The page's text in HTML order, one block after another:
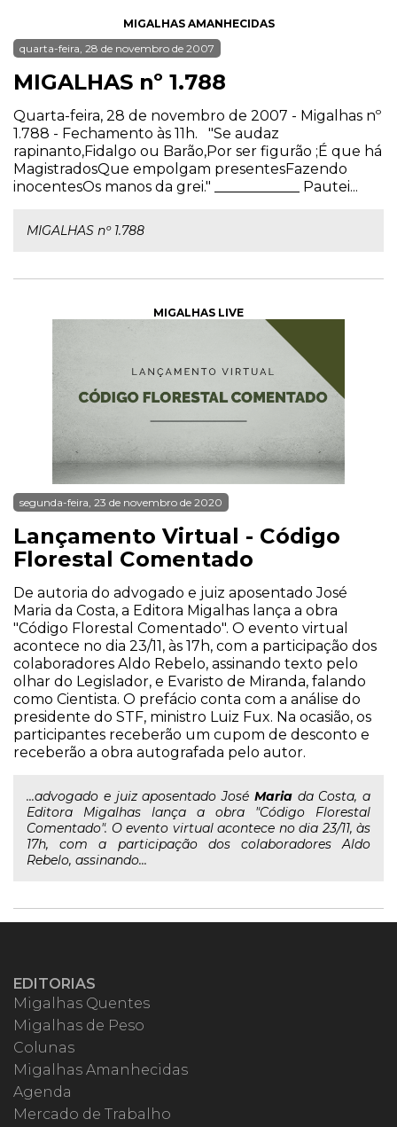
MIGALHAS AMANHECIDAS
quarta-feira, 28 de novembro de 2007
MIGALHAS nº 1.788
Quarta-feira, 28 de novembro de 2007 - Migalhas nº
1.788 - Fechamento às 11h. "Se audaz
rapinanto,Fidalgo ou Barão,Por ser figurão ;É que há
MagistradosQue empolgam presentesFazendo
inocentesOs manos da grei." ____________ Pautei...
MIGALHAS nº 1.788
MIGALHAS LIVE
segunda-feira, 23 de novembro de 2020
Lançamento Virtual - Código
Florestal Comentado
De autoria do advogado e juiz aposentado José
Maria da Costa, a Editora Migalhas lança a obra
"Código Florestal Comentado". O evento virtual
acontece no dia 23/11, às 17h, com a participação dos
colaboradores Aldo Rebelo, assinando texto pelo
olhar do Legislador, e Evaristo de Miranda, falando
como Cientista. O prefácio conta com a análise do
presidente do STF, ministro Luiz Fux. Na ocasião, os
participantes receberão um cupom de desconto e
receberão a obra autografada pelo autor.
...advogado e juiz aposentado José Mariada Costa, a
Editora Migalhas lança a obra "Código Florestal
Comentado". O evento virtual acontece no dia 23/11, às
17h, com a participação dos colaboradores Aldo
Rebelo, assinando...
EDITORIAS
Migalhas Quentes
Migalhas de Peso
Colunas
Migalhas Amanhecidas
Agenda
Mercado de Trabalho